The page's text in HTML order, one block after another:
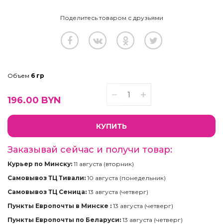
Поделитесь товаром с друзьями
Объем 6 гр
196.00 BYN
КУПИТЬ
Заказывай сейчас и получи товар:
Курьер по Минску: 11 августа (вторник)
Самовывоз ТЦ Тивали: 10 августа (понедельник)
Самовывоз ТЦ Сеница: 13 августа (четверг)
Пункты Европочты в Минске : 13 августа (четверг)
Пункты Европочты по Беларуси: 13 августа (четверг)